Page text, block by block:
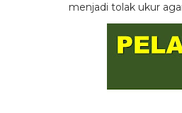
menjadi tolak ukur